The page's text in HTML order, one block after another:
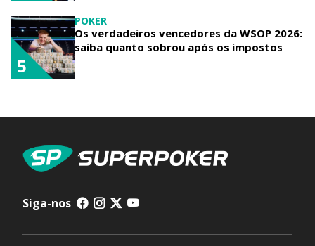
POKER
Os verdadeiros vencedores da WSOP 2026:
saiba quanto sobrou após os impostos
5
Siga-nos